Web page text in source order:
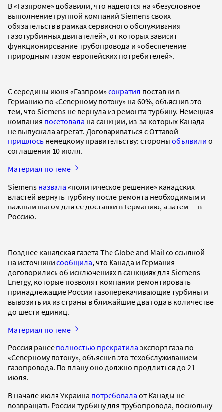
В «Газпроме» добавили, что надеются на «безусловное
выполнение группой компаний Siemens своих
обязательств в рамках сервисного обслуживания
газотурбинных двигателей», от которых зависит
функционирование трубопровода и «обеспечение
природным газом европейских потребителей».
С середины июня «Газпром» сократил поставки в
Германию по «Северному потоку» на 60%, объяснив это
тем, что Siemens не вернула из ремонта турбину. Немецкая
компания посетовала на санкции, из-за которых Канада
не выпускала агрегат. Договариваться с Оттавой
пришлось немецкому правительству: стороны объявили о
соглашении 10 июля.
Материал по теме
Siemens назвала «политическое решение» канадских
властей вернуть турбину после ремонта необходимым и
важным шагом для ее доставки в Германию, а затем — в
Россию.
Позднее канадская газета The Globe and Mail со ссылкой
на источники сообщила, что Канада и Германия
договорились об исключениях в санкциях для Siemens
Energy, которые позволят компании ремонтировать
принадлежащие России газоперекачивающие турбины и
вывозить их из страны в ближайшие два года в количестве
до шести единиц.
Материал по теме
Россия ранее полностью прекратила экспорт газа по
«Северному потоку», объяснив это техобслуживанием
газопровода. По плану оно должно продлиться до 21
июля.
В начале июля Украина потребовала от Канады не
возвращать России турбину для трубопровода, поскольку